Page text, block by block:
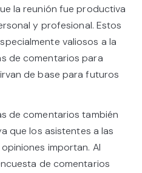
la reunión fue productiva
y profesional. Estos
valiosos a la
de comentarios para
de base para futuros
de comentarios también
que los asistentes a las
importan. Al
de comentarios